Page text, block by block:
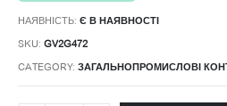
НАЯВНІСТЬ: Є В НАЯВНОСТІ
SKU: GV2G472
CATEGORY: ЗАГАЛЬНОПРОМИСЛОВІ